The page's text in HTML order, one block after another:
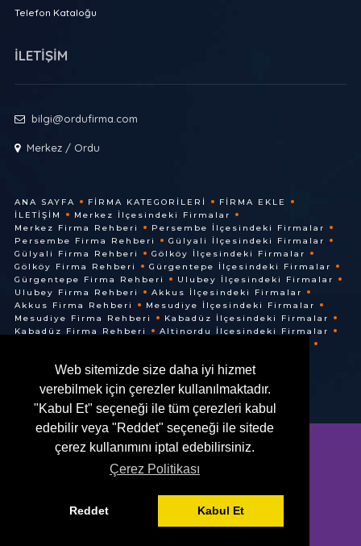
Web sitemizde size daha iyi hizmet
verebilmek için çerezler kullanılmaktadır.
"Kabul Et" seçeneği ile tüm çerezleri kabul
edebilir veya "Reddet" seçeneği ile sitede
çerez kullanımını iptal edebilirsiniz.
Çerez Politikası
Reddet Kabul Et
Telefon Kataloğu
İLETİŞİM
bilgi@ordufirma.com
Merkez / Ordu
ANA SAYFA FIRMA KATEGORILERI
FIRMA EKLE
İLETIŞIM
Merkez İlçesindeki Firmalar
Merkez Firma Rehberi
Persembe İlçesindeki Firmalar
Persembe Firma Rehberi
Gülyali İlçesindeki Firmalar
Gülyali Firma Rehberi
Gölköy İlçesindeki Firmalar
Gölköy Firma Rehberi
Gürgentepe İlçesindeki Firmalar
Gürgentepe Firma Rehberi
Ulubey İlçesindeki Firmalar
Ulubey Firma Rehberi
Akkus İlçesindeki Firmalar
Akkus Firma Rehberi
Mesudiye İlçesindeki Firmalar
Mesudiye Firma Rehberi
Kabadüz İlçesindeki Firmalar
Kabadüz Firma Rehberi
Altinordu İlçesindeki Firmalar
Cuma Firma Rehberi
© @ 2016. Her Hakkı Saklıdır.